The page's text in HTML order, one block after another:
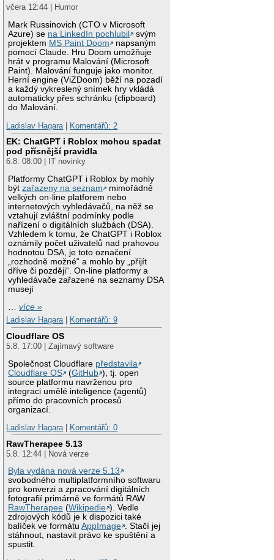
včera 12:44 | Humor
Mark Russinovich (CTO v Microsoft
Azure) se na LinkedIn pochlubil
svým
projektem MS Paint Doom
napsaným
pomocí Claude. Hru Doom umožňuje
hrát v programu Malování (Microsoft
Paint). Malování funguje jako monitor.
Herní engine (ViZDoom) běží na pozadí
a každý vykreslený snímek hry vkládá
automaticky přes schránku (clipboard)
do Malování.
Ladislav Hagara
Komentářů: 2
EK: ChatGPT i Roblox mohou spadat
pod přísnější pravidla
6.8. 08:00 | IT novinky
Platformy ChatGPT i Roblox by mohly
býtzařazeny na seznam
mimořádně
velkých on-line platforem nebo
internetových vyhledávačů, na něž se
vztahují zvláštní podmínky podle
nařízení o digitálních službách (DSA).
Vzhledem k tomu, že ChatGPT i Roblox
oznámily počet uživatelů nad prahovou
hodnotou DSA, je toto označení
„rozhodně možné“ a mohlo by „přijít
dříve či později“. On-line platformy a
vyhledávače zařazené na seznamy DSA
musejí
…více »
Ladislav Hagara| Komentářů: 9
Cloudflare OS
5.8. 17:00 | Zajímavý software
Společnost Cloudflare představila
Cloudflare OS
(GitHub ), tj. open
source platformu navrženou pro
integraci umělé inteligence (agentů)
přímo do pracovních procesů
organizací.
Ladislav Hagara| Komentářů: 0
RawTherapee 5.13
5.8. 12:44 | Nová verze
Byla vydána nová verze 5.13
svobodného multiplatformního softwaru
pro konverzi a zpracování digitálních
fotografií primárně ve formátů RAW
RawTherapee (Wikipedie ). Vedle
zdrojových kódů je k dispozici také
balíček ve formátuAppImage . Stačí jej
stáhnout, nastavit právo ke spuštění a
spustit.